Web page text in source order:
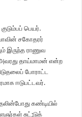
பெயர்.
சகோதரர்
இருந்த ராணுவ
அவரது தாய்மாமன் என்ற
போராட்ட
ஈடுபட்டவர்.
கண்டியில்
சுட்;டுக்